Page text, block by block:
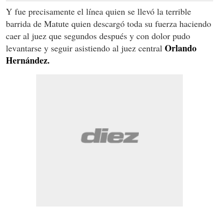
Y fue precisamente el línea quien se llevó la terrible
barrida de Matute quien descargó toda su fuerza haciendo
caer al juez que segundos después y con dolor pudo
levantarse y seguir asistiendo al juez central Orlando
Hernández.